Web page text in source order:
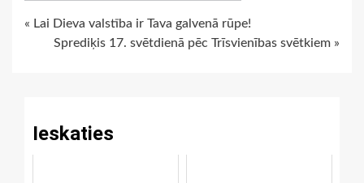
Continue
« Lai Dieva valstība ir Tava galvenā rūpe!
Sprediķis 17. svētdienā pēc Trīsvienības svētkiem »
Ieskaties